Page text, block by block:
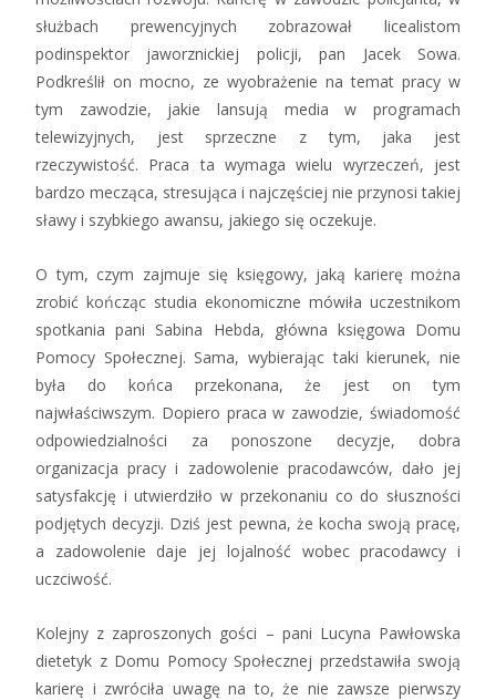
służbach prewencyjnych zobrazował licealistom
podinspektor jaworznickiej policji, pan Jacek Sowa.
Podkreślił on mocno, ze wyobrażenie na temat pracy w
tym zawodzie, jakie lansują media w programach
telewizyjnych, jest sprzeczne z tym, jaka jest
rzeczywistość. Praca ta wymaga wielu wyrzeczeń, jest
bardzo mecząca, stresująca i najczęściej nie przynosi takiej
sławy i szybkiego awansu, jakiego się oczekuje.
O tym, czym zajmuje się księgowy, jaką karierę można
zrobić kończąc studia ekonomiczne mówiła uczestnikom
spotkania pani Sabina Hebda, główna księgowa Domu
Pomocy Społecznej. Sama, wybierając taki kierunek, nie
była do końca przekonana, że jest on tym
najwłaściwszym. Dopiero praca w zawodzie, świadomość
odpowiedzialności za ponoszone decyzje, dobra
organizacja pracy i zadowolenie pracodawców, dało jej
satysfakcję i utwierdziło w przekonaniu co do słuszności
podjętych decyzji. Dziś jest pewna, że kocha swoją pracę,
a zadowolenie daje jej lojalność wobec pracodawcy i
uczciwość.
Kolejny z zaproszonych gości – pani Lucyna Pawłowska
dietetyk z Domu Pomocy Społecznej przedstawiła swoją
karierę i zwróciła uwagę na to, że nie zawsze pierwszy